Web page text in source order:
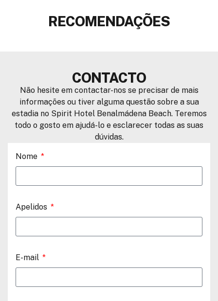
RECOMENDAÇÕES
CONTACTO
Não hesite em contactar-nos se precisar de mais
informações ou tiver alguma questão sobre a sua
estadia no Spirit Hotel Benalmádena Beach. Teremos
todo o gosto em ajudá-lo e esclarecer todas as suas
dúvidas.
Nome
Apelidos
E-mail